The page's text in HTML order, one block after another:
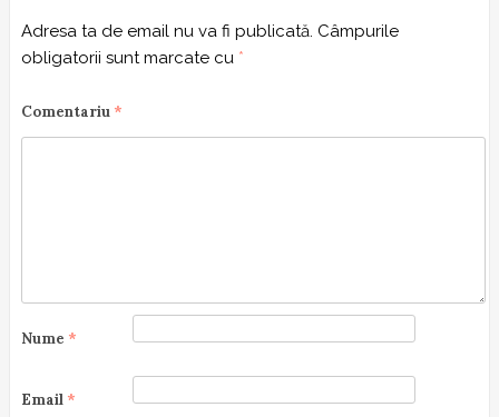
Adresa ta de email nu va fi publicată. Câmpurile
obligatorii sunt marcate cu *
Comentariu *
Nume *
Email *